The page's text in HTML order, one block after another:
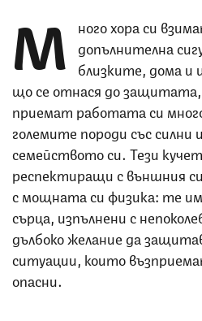
М
ного хора си
допълнителна
близките, дома
що се отнася до защитата,
приемат работата си
големите породи със
семейството си. Тези
респектиращи с външния
с мощната си физика: те
сърца, изпълнени с
дълбоко желание да
ситуации, които
опасни.